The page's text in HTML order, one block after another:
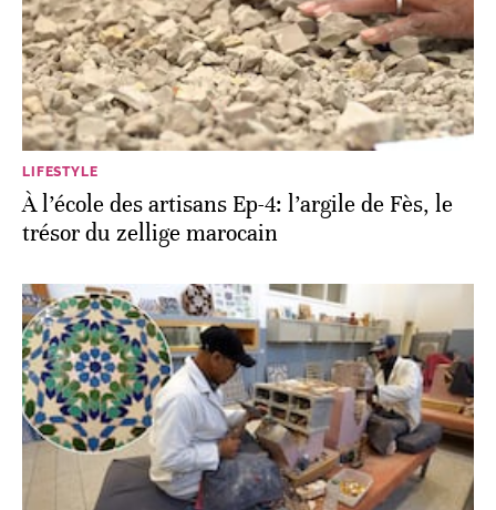
LIFESTYLE
À l’école des artisans Ep-4: l’argile de Fès, le
trésor du zellige marocain